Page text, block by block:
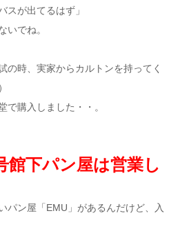
スが出てるはず」
いでね。
の時、実家からカルトンを持ってく
で購入しました・・。
館下パン屋は営業し
パン屋「EMU」があるんだけど、入